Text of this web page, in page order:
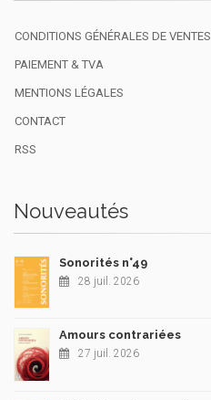
CONDITIONS GÉNÉRALES DE VENTES
PAIEMENT & TVA
MENTIONS LÉGALES
CONTACT
RSS
Nouveautés
Sonorités n°49
28 juil. 2026
Amours contrariées
27 juil. 2026